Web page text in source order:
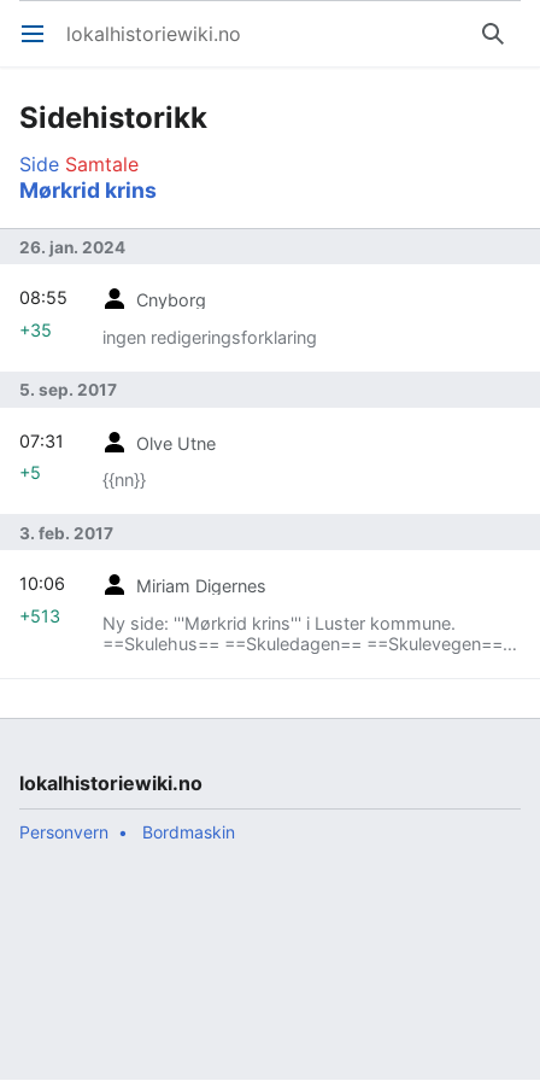
Åpne hovedmenyen lokalhistoriewiki.no Søk
Sidehistorikk
Side Samtale
Mørkrid krins
26. jan. 2024
Cnyborg
ingen redigeringsforklaring
08:55
+35
5. sep. 2017
Olve Utne
{{nn}}
07:31
+5
3. feb. 2017
Miriam Digernes
Ny side: '''Mørkrid krins''' i Luster kommune.
==Skulehus== ==Skuledagen== ==Skulevegen==
10:06
+513
lokalhistoriewiki.no
Personvern Bordmaskin